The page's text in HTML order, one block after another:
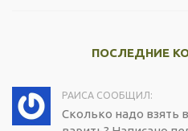
ПОСЛЕДНИЕ
РАИСА СООБЩИЛ:
Сколько надо взять